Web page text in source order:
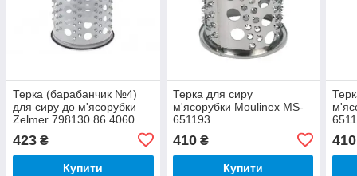
Терка (барабанчик №4)
для сиру до м'ясорубки
Zelmer 798130 86.4060
423 ₴
Купити
Терка для сиру
м'ясорубки Moulinex MS-
651193
410₴
Купити
410